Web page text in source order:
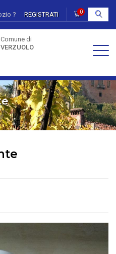
? REGISTRATI 0
Comune di
VERZUOLO